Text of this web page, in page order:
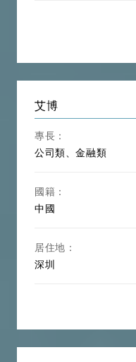
艾博
專長：
公司類、金融類
國籍：
中國
居住地：
深圳